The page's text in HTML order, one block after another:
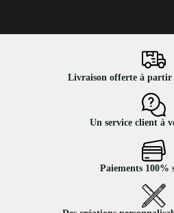
Livraison offerte à partir
Un service client à
Paiements 100%